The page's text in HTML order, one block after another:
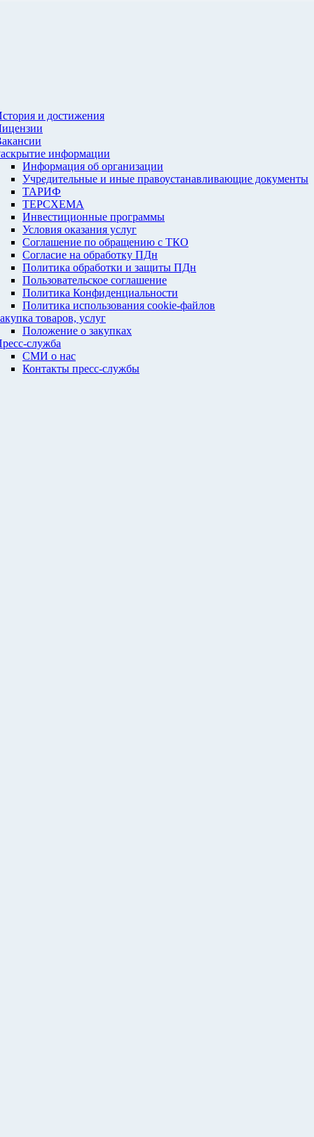
и достижения
информации
Информация об организации
Учредительные и иные правоустанавливающие документы
ТАРИФ
ТЕРСХЕМА
Инвестиционные программы
Условия оказания услуг
Соглашение по обращению с ТКО
Согласие на обработку ПДн
Политика обработки и защиты ПДн
Пользовательское соглашение
Политика Конфиденциальности
Политика использования cookie-файлов
товаров, услуг
Положение о закупках
служба
СМИ о нас
Контакты пресс-службы